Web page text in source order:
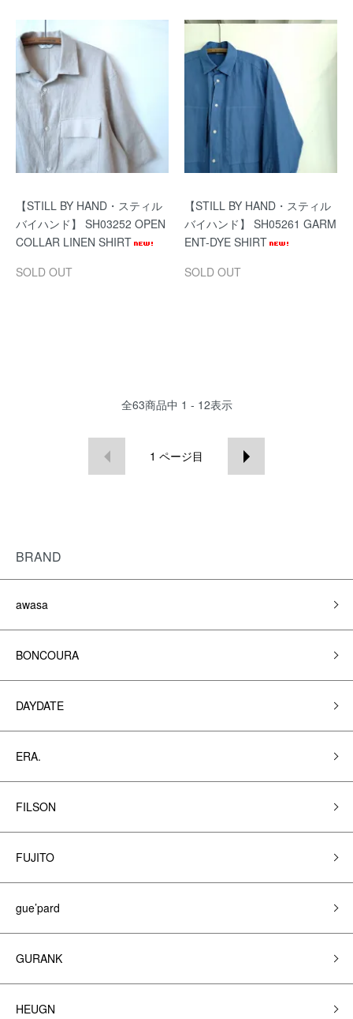
【STILL BY HAND・スティル
バイハンド】 SH03252 OPEN
COLLAR LINEN SHIRT
SOLD OUT
【STILL BY HAND・スティル
バイハンド】 SH05261 GARM
ENT-DYE SHIRT
SOLD OUT
全63商品中 1 - 12表示
1 ページ目
BRAND
awasa
BONCOURA
DAYDATE
ERA.
FILSON
FUJITO
gue’pard
GURANK
HEUGN